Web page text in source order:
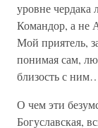
уровне
Командор, а не
Мой приятель,
понимая сам,
близость с
О чем эти
Богуславская,